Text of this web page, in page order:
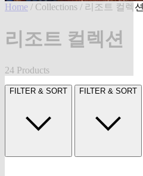
Home / Collections / 리조트 컬렉션
리조트 컬렉션
24 Products
FILTER & SORT FILTER & SORT